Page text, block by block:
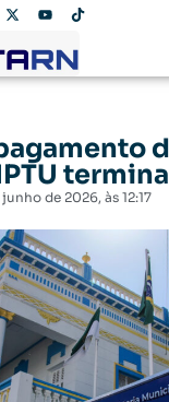
junho de 2026, às 12:17